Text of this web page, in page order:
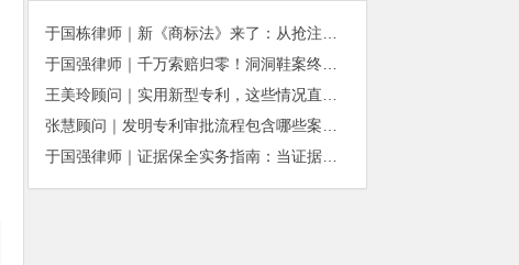
于国强律师｜证据保全实务指南：当证据即将灭失，如何让法院为你固定事实